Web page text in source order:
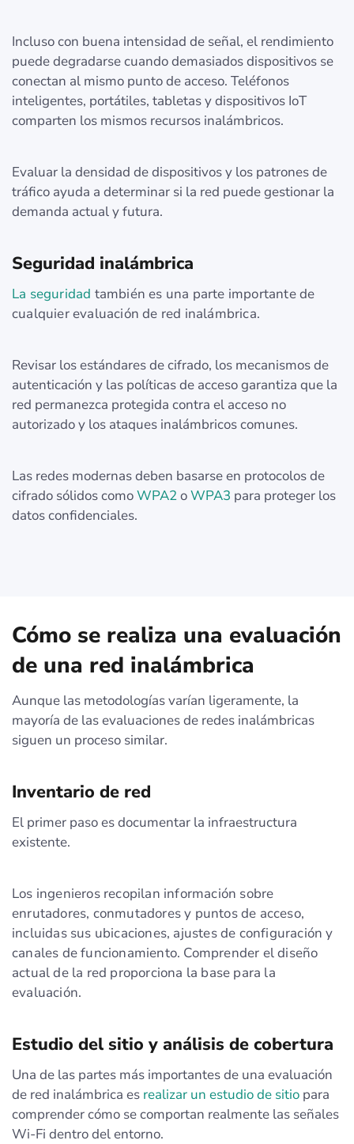
Incluso con buena intensidad de señal, el rendimiento
puede degradarse cuando demasiados dispositivos se
conectan al mismo punto de acceso. Teléfonos
inteligentes, portátiles, tabletas y dispositivos IoT
comparten los mismos recursos inalámbricos.
Evaluar la densidad de dispositivos y los patrones de
tráfico ayuda a determinar si la red puede gestionar la
demanda actual y futura.
Seguridad inalámbrica
La seguridad también es una parte importante de
cualquier evaluación de red inalámbrica.
Revisar los estándares de cifrado, los mecanismos de
autenticación y las políticas de acceso garantiza que la
red permanezca protegida contra el acceso no
autorizado y los ataques inalámbricos comunes.
Las redes modernas deben basarse en protocolos de
cifrado sólidos comoWPA2oWPA3 para proteger los
datos confidenciales.
Cómo se realiza una evaluación
de una red inalámbrica
Aunque las metodologías varían ligeramente, la
mayoría de las evaluaciones de redes inalámbricas
siguen un proceso similar.
Inventario de red
El primer paso es documentar la infraestructura
existente.
Los ingenieros recopilan información sobre
enrutadores, conmutadores y puntos de acceso,
incluidas sus ubicaciones, ajustes de configuración y
canales de funcionamiento. Comprender el diseño
actual de la red proporciona la base para la
evaluación.
Estudio del sitio y análisis de cobertura
Una de las partes más importantes de una evaluación
de red inalámbrica es realizar un estudio de sitio para
comprender cómo se comportan realmente las señales
Wi‑Fi dentro del entorno.